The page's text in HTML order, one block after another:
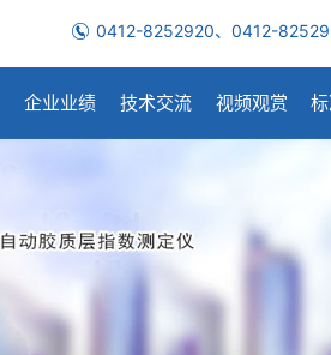
0412-8252920、0412-
企业业绩 技术交流 视频观赏